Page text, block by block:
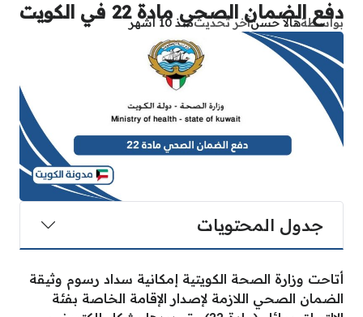
دفع الضمان الصحي مادة 22 في الكويت
بواسطةهالا حسنآخر تحديثمنذ 10 أشهر
جدول المحتويات
أتاحت وزارة الصحة الكويتية إمكانية سداد رسوم وثيقة
الضمان الصحي اللازمة لإصدار الإقامة الخاصة بفئة